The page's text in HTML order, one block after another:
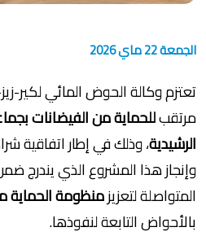
الجمعة 22 ماي 2026
تعتزم وكالة الحوض المائي
مرتقبللحماية من الفيضانات
الرشيدية، وذلك في إطار اتفاقية
وإنجاز هذا المشروع الذي يندرج
المتواصلة لتعزيزمنظومة الحماية
بالأحواض التابعة لنفوذها.